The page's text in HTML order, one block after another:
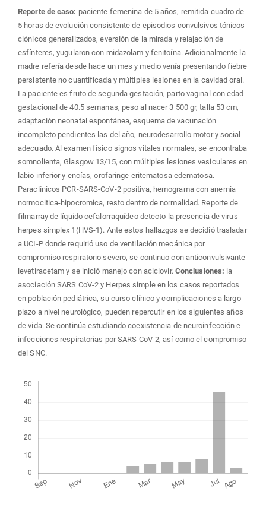
Reporte de caso: paciente femenina de 5 años, remitida cuadro de
5 horas de evolución consistente de episodios convulsivos tónicos-
clónicos generalizados, eversión de la mirada y relajación de
esfínteres, yugularon con midazolam y fenitoína. Adicionalmente la
madre refería desde hace un mes y medio venía presentando fiebre
persistente no cuantificada y múltiples lesiones en la cavidad oral.
La paciente es fruto de segunda gestación, parto vaginal con edad
gestacional de 40.5 semanas, peso al nacer 3 500 gr, talla 53 cm,
adaptación neonatal espontánea, esquema de vacunación
incompleto pendientes las del año, neurodesarrollo motor y social
adecuado. Al examen físico signos vitales normales, se encontraba
somnolienta, Glasgow 13/15, con múltiples lesiones vesiculares en
labio inferior y encías, orofaringe eritematosa edematosa.
Paraclínicos PCR-SARS-CoV-2 positiva, hemograma con anemia
normocitica-hipocromica, resto dentro de normalidad. Reporte de
filmarray de líquido cefalorraquídeo detecto la presencia de virus
herpes simplex 1(HVS-1). Ante estos hallazgos se decidió trasladar
a UCI-P donde requirió uso de ventilación mecánica por
compromiso respiratorio severo, se continuo con anticonvulsivante
levetiracetam y se inició manejo con aciclovir. Conclusiones: la
asociación SARS CoV-2 y Herpes simple en los casos reportados
en población pediátrica, su curso clínico y complicaciones a largo
plazo a nivel neurológico, pueden repercutir en los siguientes años
de vida. Se continúa estudiando coexistencia de neuroinfección e
infecciones respiratorias por SARS CoV-2, así como el compromiso
del SNC.